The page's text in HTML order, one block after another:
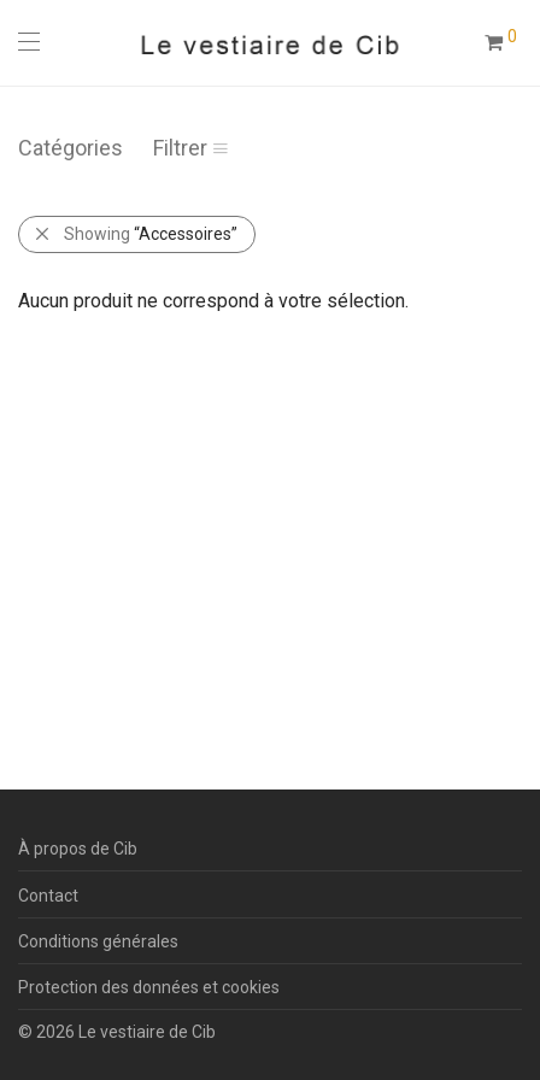
0
Catégories Filtrer
Showing “Accessoires”
Aucun produit ne correspond à votre sélection.
À propos de Cib
Contact
Conditions générales
Protection des données et cookies
© 2026 Le vestiaire de Cib